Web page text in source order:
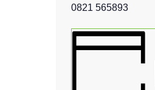
0821 565893